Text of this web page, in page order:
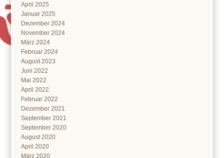
April 2025
Januar 2025
Dezember 2024
November 2024
März 2024
Februar 2024
August 2023
Juni 2022
Mai 2022
April 2022
Februar 2022
Dezember 2021
September 2021
September 2020
August 2020
April 2020
März 2020